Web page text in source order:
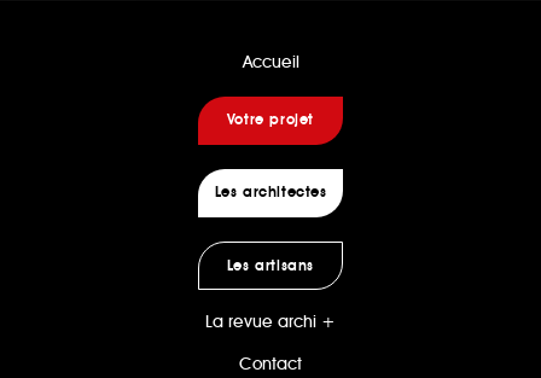
Accueil
Votre projet
Les architectes
Les artisans
La revue archi +
Contact